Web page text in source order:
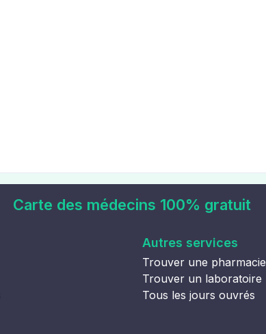
Carte des médecins 100% gratuit
Autres services
Trouver une pharmacie
Trouver un laboratoire
Tous les jours ouvrés